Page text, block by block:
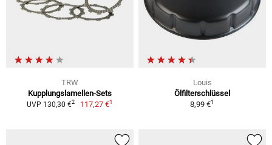
TRW
Kupplungslamellen-Sets
UVP 130,30 €2 117,27 €1
Louis
Ölfilterschlüssel
8,99 €1